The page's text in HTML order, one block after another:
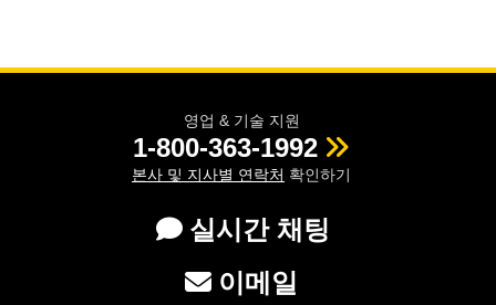
영업 & 기술 지원
1-800-363-1992
본사 및 지사별 연락처 확인하기
실시간 채팅
이메일